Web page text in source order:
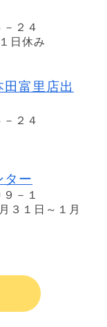
２４
日休み
富里店出
２４
ター
－１
３１日～１月